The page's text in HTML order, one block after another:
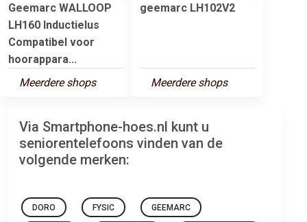
Geemarc WALLOOP
LH160 Inductielus
Compatibel voor
hoorappara...
Meerdere shops
geemarc LH102V2
Meerdere shops
Via Smartphone-hoes.nl kunt u
seniorentelefoons vinden van de
volgende merken:
DORO FYSIC GEEMARC